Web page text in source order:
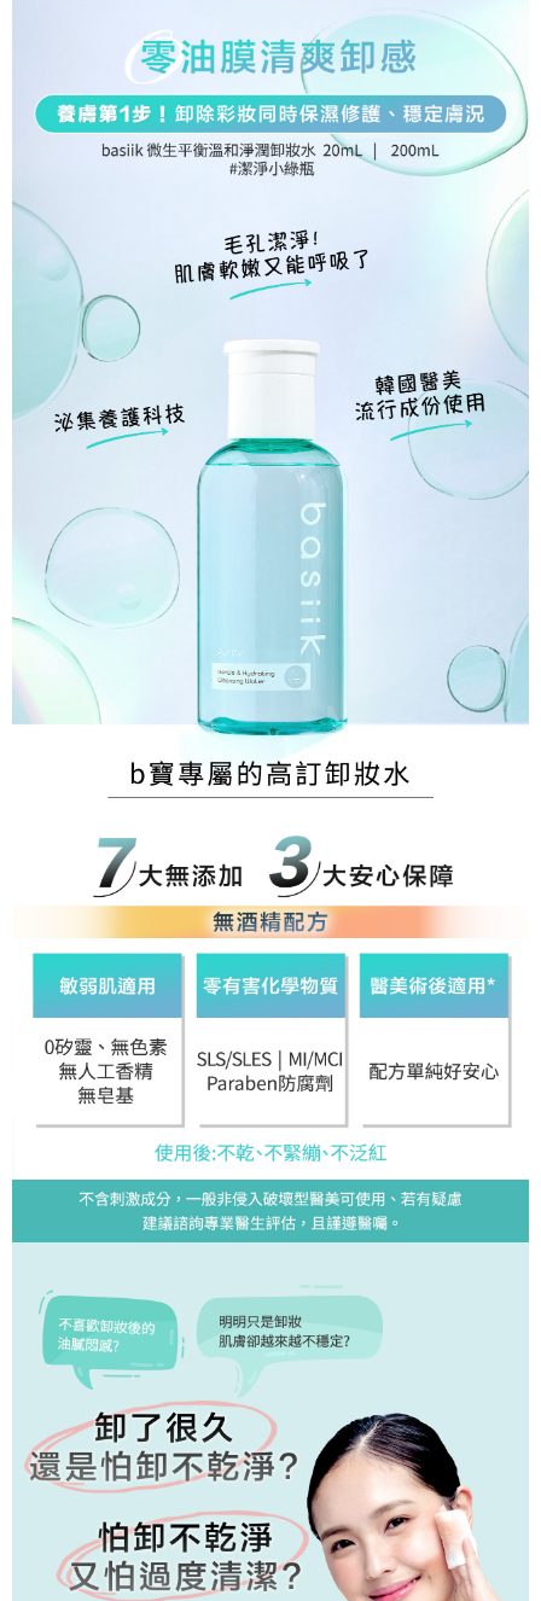
用戶於交易時，得透過本服務購買商品或服務，並由商店將買賣／分期付款
買賣價金債權讓與本公司後，依約使用本公司帳單繳交帳款。
2.基於同意付款使用「大哥付你分期」之契約關係目的，商店將以您的個人
資料（包含姓名、電話或地址）提供予台灣大哥大進項蒐集、處理及利用，
由本公司與您本人進行分期帳單所需資料之確認、核對及更正。
3.完整用戶服務條款，請詳閱以下連結：https://oppay.tw/userRule
購買商品的店家。未經商家同意取消之訂單仍視為有效，需透過AFTEE先享
後付繳納相關費用。
※ 交易是否成功請以「AFTEE先享後付 」之結帳頁面顯示為準，若有關於
是否繳費成功／繳費後需取消欲退款等相關疑問，請聯繫「AFTEE先享後付
客戶支援中心」 https://netprotections.freshdesk.com/support/home
【注意事項】
１．透過由恩沛科技股份有限公司提供之「AFTEE先享後付」服務完成之交
權轉讓予恩沛科技股份有限公司。
２．關於個人資料處理事宜，請瀏覽以下網址：
https://aftee.tw/terms/#terms3
３．未成年的使用者請事先徵得法定代理人或監護人之同意方可使用
「AFTEE先享後付」，若未經同意申辦者引起之損失，本公司不負相關責
４．使用「AFTEE先享後付」時，將依據個別帳號之用戶狀況，依本公司即
時審查核予不同之上限額度；若仍有額度不足之情形，本公司將視審查結果
請求用戶進行身份認證。
５．嚴禁一人註冊多個帳號或使用他人資訊註冊。若發現惡意使用之情形，
恩沛科技股份有限公司將有權停止該用戶之使用額度並採取法律行動。
每筆NT$80，滿NT$1,200(含以上)免運費
付款後7-11取貨
每筆NT$80，滿NT$1,200(含以上)免運費
宅配
每筆NT$120，滿NT$1,200(含以上)免運費
宅配(離島)
每筆NT$250
宇迅5-7工作天 查看運費